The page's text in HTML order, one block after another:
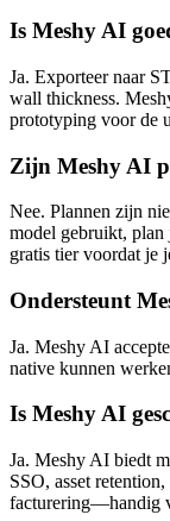
Is Meshy AI
Ja. Exporteer naar
wall thickness.
prototyping voor de
Zijn Meshy AI
Nee. Plannen zijn
model gebruikt, plan
gratis tier voordat je
Ondersteunt
Ja. Meshy AI
native kunnen
Is Meshy AI
Ja. Meshy AI biedt
SSO, asset
facturering—handig